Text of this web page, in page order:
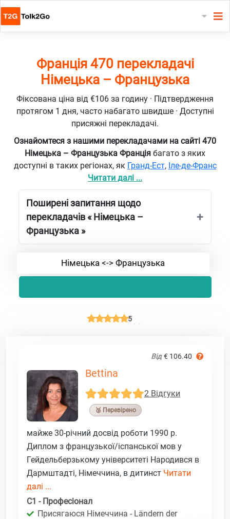
Франція 470 перекладачі
Німецька – Французька
Фіксована ціна від €106 за годину · Підтвердження
протягом 1 дня, часто набагато швидше · Доступні
присяжні перекладачі.
Ознайомтеся з нашими перекладачами на сайті 470
Німецька – Французька Франція багато з яких
доступні в таких регіонах, як Гранд-Ест, Іле-де-Франс
Читати далі ...
Поширені запитання щодо
перекладачів « Німецька –
Французька »
Німецька <-> Французька
5
Від € 106.40
Bettina
2 Відгуки
🥉 Перевірено
майже 30-річний досвід роботи 1990 р.
Диплом з французької/іспанської мов у
Гейдельберзькому університеті Народився в
Дармштадті, Німеччина, в дитинст Читати
далі ...
C1 - Професіонал
Присягаюся Німеччина - Ländern der